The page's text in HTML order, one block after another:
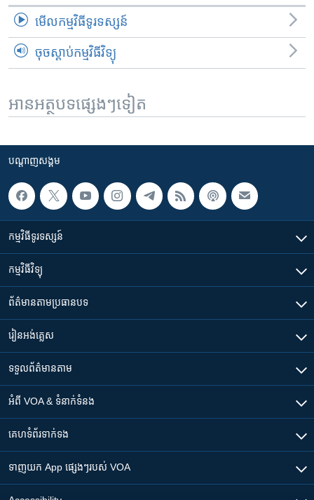
មើល​កម្មវិធី​ទូរទស្សន៍
ចុចស្តាប់កម្មវិធីវិទ្យុ
អានអត្ថបទផ្សេងៗទៀត
បណ្តាញ​សង្គម
កម្មវិធី​ទូរទស្សន៍
កម្មវិធី​វិទ្យុ
ព័ត៌មាន​តាមប្រធានបទ​
រៀន​​អង់គ្លេស
ទទួល​ព័ត៌មាន​តាម
អំពី​ VOA & ទំនាក់ទំនង
គេហទំព័រ​​ទាក់ទង
ទាញយក​ App ផ្សេងៗ​របស់​ VOA